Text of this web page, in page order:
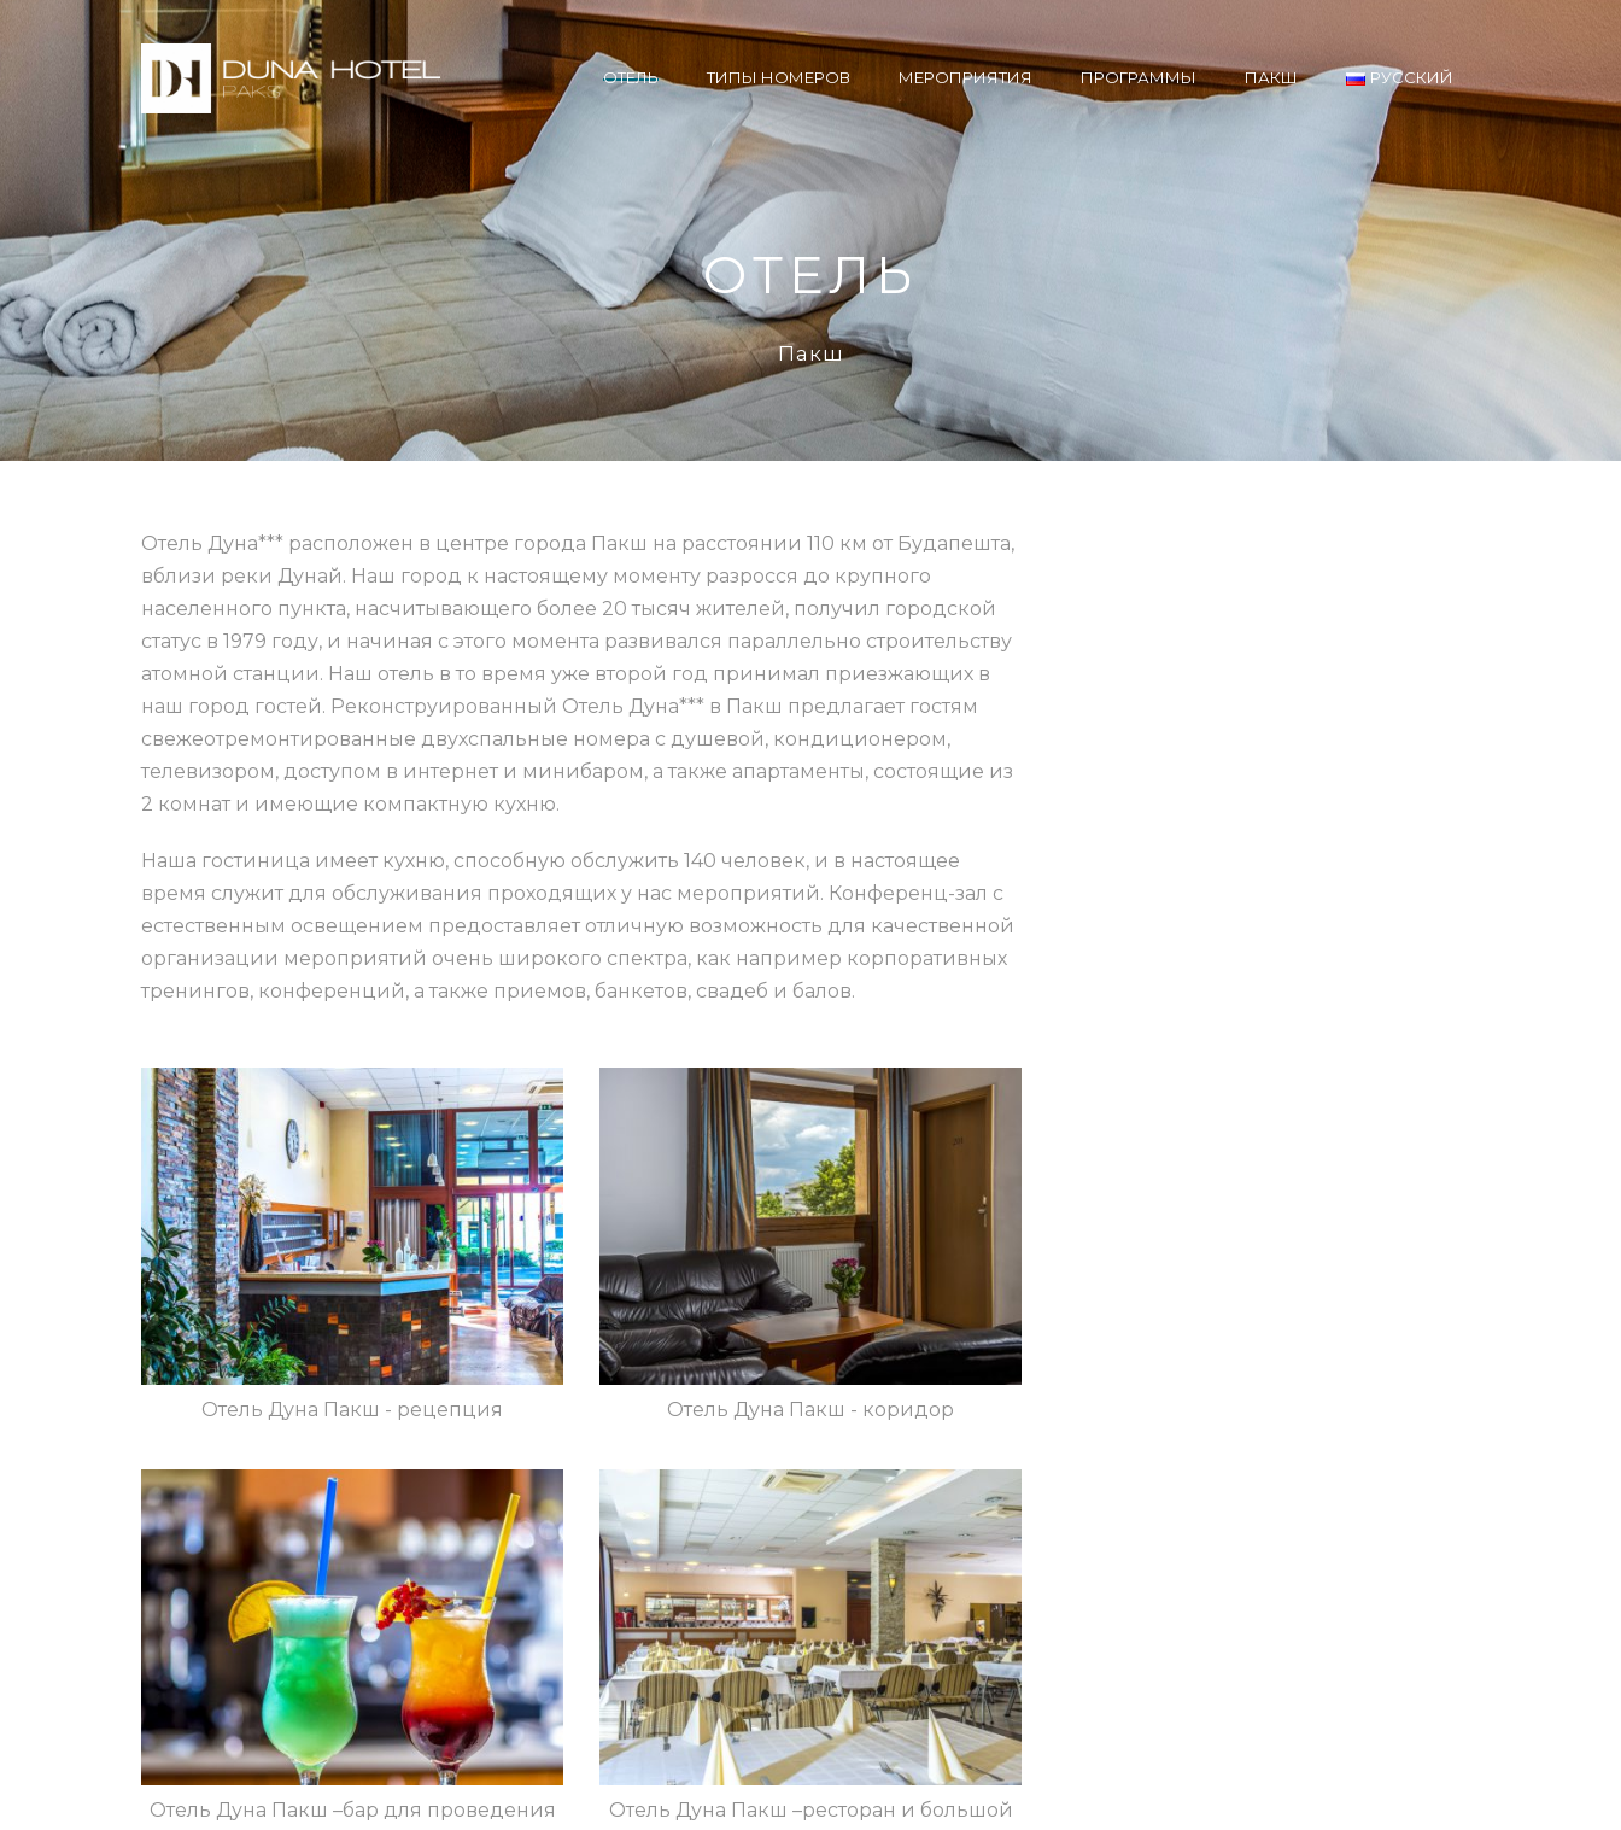
OТЕЛЬ ТИПЫ НОМЕРОВ МЕРОПРИЯТИЯ ПРОГРАММЫ ПАКШ РУССКИЙ
OТЕЛЬ
Пакш
Отель Дуна*** расположен в центре города Пакш на расстоянии 110 км от Будапешта,
вблизи реки Дунай. Наш город к настоящему моменту разросся до крупного
населенного пункта, насчитывающего более 20 тысяч жителей, получил городской
статус в 1979 году, и начиная с этого момента развивался параллельно строительству
атомной станции. Наш отель в то время уже второй год принимал приезжающих в
наш город гостей. Реконструированный Отель Дуна*** в Пакш предлагает гостям
свежеотремонтированные двухспальные номера с душевой, кондиционером,
телевизором, доступом в интернет и минибаром, а также апартаменты, состоящие из
2 комнат и имеющие компактную кухню.
Наша гостиница имеет кухню, способную обслужить 140 человек, и в настоящее
время служит для обслуживания проходящих у нас мероприятий. Конференц-зал с
естественным освещением предоставляет отличную возможность для качественной
организации мероприятий очень широкого спектра, как например корпоративных
тренингов, конференций, а также приемов, банкетов, свадеб и балов.
Отель Дуна Пакш - рецепция Отель Дуна Пакш - коридор
Отель Дуна Пакш –бар для проведения
Отель Дуна Пакш –ресторан и большой